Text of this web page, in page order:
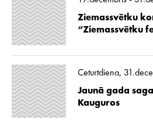
Ziemassvētku
“Ziemassvētku
Ceturtdiena,
Jaunā gada
Kauguros